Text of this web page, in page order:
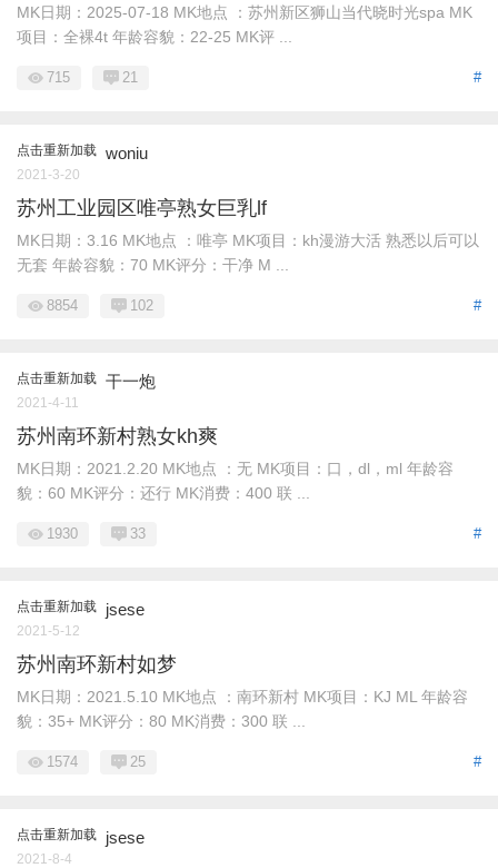
MK日期：2025-07-18 MK地点 ：苏州新区狮山当代晓时光spa MK
项目：全裸4t 年龄容貌：22-25 MK评 ...
#
715 21
点击重新加载 woniu
2021-3-20
苏州工业园区唯亭熟女巨乳lf
MK日期：3.16 MK地点 ：唯亭 MK项目：kh漫游大活 熟悉以后可以
无套 年龄容貌：70 MK评分：干净 M ...
#
8854 102
点击重新加载 干一炮
2021-4-11
苏州南环新村熟女kh爽
MK日期：2021.2.20 MK地点 ：无 MK项目：口，dl，ml 年龄容
貌：60 MK评分：还行 MK消费：400 联 ...
#
1930 33
点击重新加载 jsese
2021-5-12
苏州南环新村如梦
MK日期：2021.5.10 MK地点 ：南环新村 MK项目：KJ ML 年龄容
貌：35+ MK评分：80 MK消费：300 联 ...
#
1574 25
点击重新加载 jsese
2021-8-4